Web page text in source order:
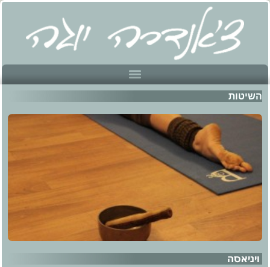
השיטות
ויניאסה